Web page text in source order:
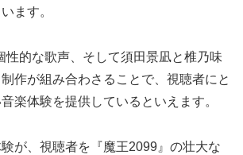
ます。
性的な歌声、そして須田景凪と椎乃味
作が組み合わさることで、視聴者にと
楽体験を提供しているといえます。
が、視聴者を『魔王2099』の壮大な